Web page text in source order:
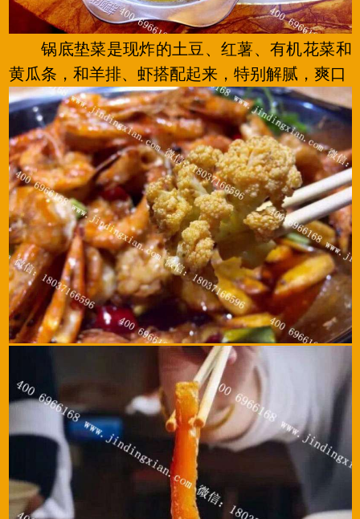
锅底垫菜是现炸的土豆、红薯、有机花菜和
黄瓜条，和羊排、虾搭配起来，特别解腻，爽口